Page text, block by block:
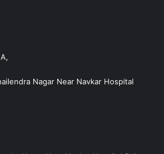
Nagar Near Navkar Hospital